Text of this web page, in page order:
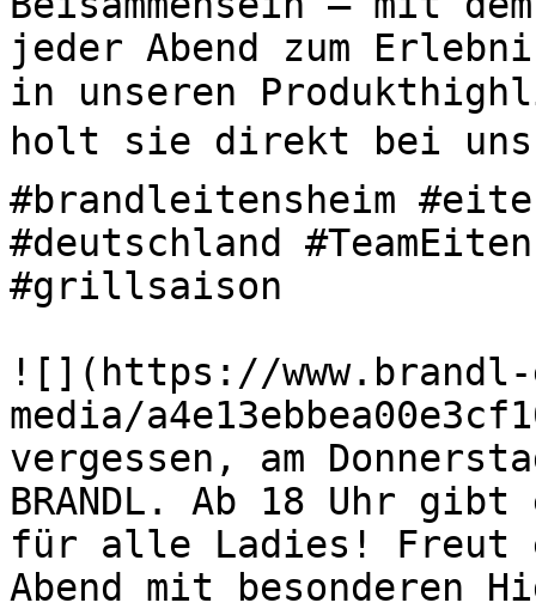
jeder Abend zum
in unseren
holt sie direkt bei uns
#brandleitensheim
#deutschland
#grillsaison
![](https://
media/
vergessen, am
BRANDL. Ab 18 Uhr
für alle Ladies! Freut
Abend mit besonderen